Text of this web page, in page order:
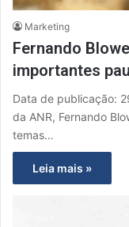
Marketing
Fernando
importantes
Data de publicação:
da ANR, Fernando
temas…
Leia mais »